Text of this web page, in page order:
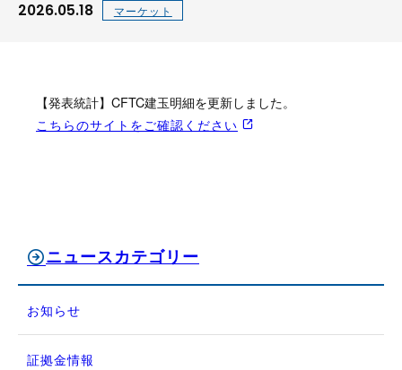
2026.05.18 マーケット
【発表統計】CFTC建玉明細を更新しました。
こちらのサイトをご確認ください
ニュースカテゴリー
お知らせ
証拠金情報